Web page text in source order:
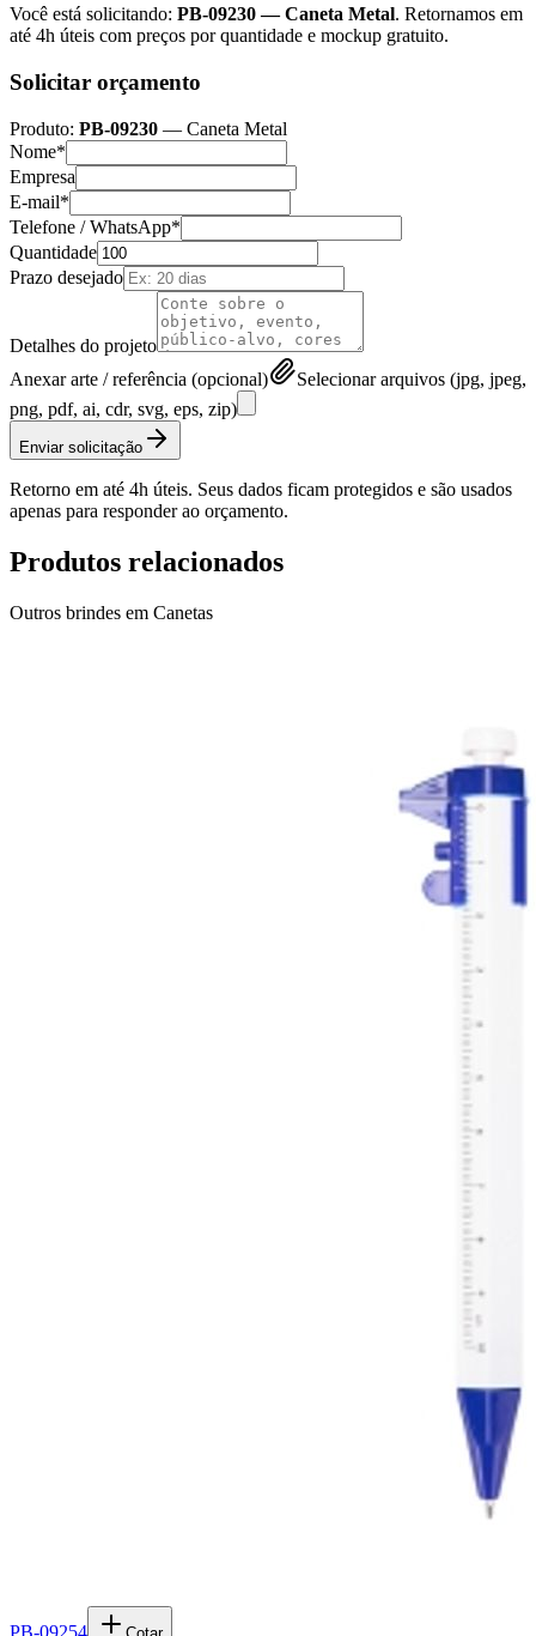
Você está solicitando: PB-09230—Caneta Metal. Retornamos em
até 4h úteis com preços por quantidade e mockup gratuito.
Solicitar orçamento
Produto: PB-09230 — Caneta Metal
Nome*
Empresa
E-mail*
Telefone / WhatsApp*
Quantidade
Prazo desejado
Detalhes do projeto
Anexar arte / referência (opcional)
Selecionar arquivos (jpg, jpeg,
png, pdf, ai, cdr, svg, eps, zip)
Enviar solicitação
Retorno em até 4h úteis. Seus dados ficam protegidos e são usados
apenas para responder ao orçamento.
Produtos relacionados
Outros brindes em Canetas
PB-09254